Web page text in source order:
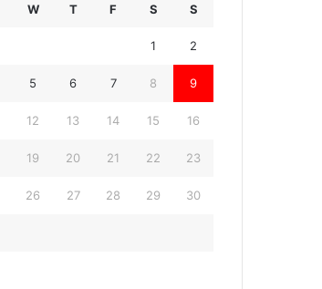
W T F S S
1 2
5 6 7 8 9
12 13 14 15 16
19 20 21 22 23
26 27 28 29 30